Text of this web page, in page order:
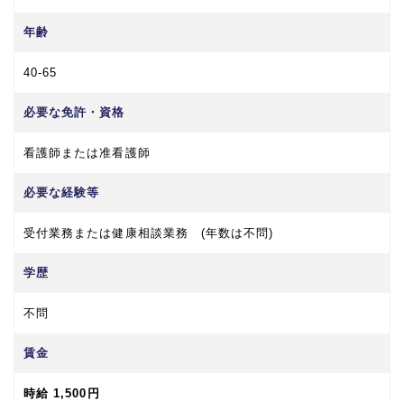
年齢
40-65
必要な免許・資格
看護師または准看護師
必要な経験等
受付業務または健康相談業務 (年数は不問)
学歴
不問
賃金
時給 1,500円